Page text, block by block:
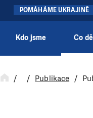
POMÁHÁME UKRAJINĚ
Kdo jsme Co
Publikace